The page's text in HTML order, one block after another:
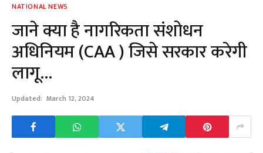
NATIONAL NEWS
जाने क्या है नागरिकता संशोधन
अधिनियम (CAA ) जिसे सरकार करेगी
लागू…
Updated: March 12, 2024